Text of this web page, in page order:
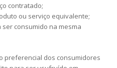
contratado;
ou serviço equivalente;
consumido na mesma
preferencial dos consumidores